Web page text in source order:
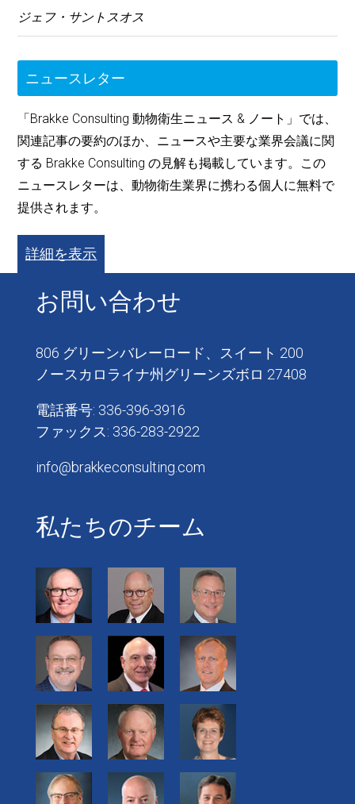
ジェフ・サントスオス
ニュースレター
「Brakke Consulting 動物衛生ニュース & ノート」では、
関連記事の要約のほか、ニュースや主要な業界会議に関
する Brakke Consulting の見解も掲載しています。この
ニュースレターは、動物衛生業界に携わる個人に無料で
提供されます。
詳細を表示
お問い合わせ
806 グリーンバレーロード、スイート 200
ノースカロライナ州グリーンズボロ 27408
電話番号: 336-396-3916
ファックス: 336-283-2922
info@brakkeconsulting.com
私たちのチーム